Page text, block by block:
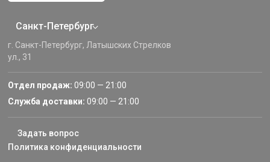
Санкт-Петербург
г. Санкт-Петербург, Латышских Стрелков
ул., 31
Отдел продаж: 09:00 — 21:00
Служба доставки: 09:00 — 21:00
Задать вопрос
Политика конфиденциальности